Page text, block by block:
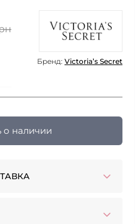
Бренд: Victoria’s Secret
о наличии